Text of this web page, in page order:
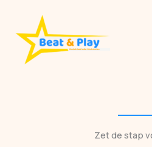
inhoud
Zet de stap